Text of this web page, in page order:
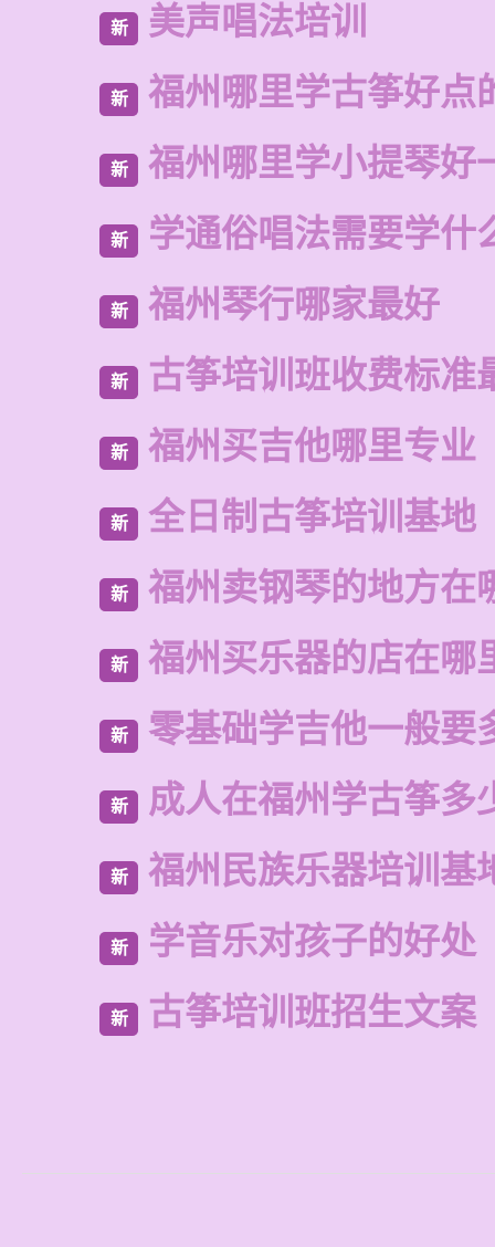
新 美声唱法培训
新 福州哪里学古筝好点
新 福州哪里学小提琴好
新 学通俗唱法需要学什
新 福州琴行哪家最好
新 古筝培训班收费标准
新 福州买吉他哪里专业
新 全日制古筝培训基地
新 福州卖钢琴的地方在
新 福州买乐器的店在哪
新 零基础学吉他一般要
新 成人在福州学古筝多
新 福州民族乐器培训基
新 学音乐对孩子的好处
新 古筝培训班招生文案